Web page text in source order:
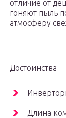
отличие от
гоняют пыль
атмосферу
Достоинства
Длина